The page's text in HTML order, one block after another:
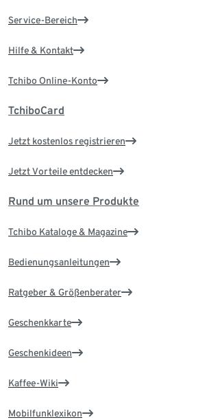
Service-Bereich
Hilfe & Kontakt
Tchibo Online-Konto
TchiboCard
Jetzt kostenlos registrieren
Jetzt Vorteile entdecken
Rund um unsere Produkte
Tchibo Kataloge & Magazine
Bedienungsanleitungen
Ratgeber & Größenberater
Geschenkkarte
Geschenkideen
Kaffee-Wiki
Mobilfunklexikon